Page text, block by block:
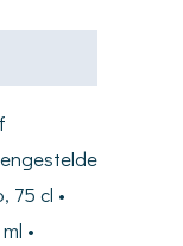
75 cl •
•